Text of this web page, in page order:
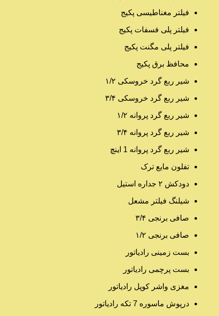
فیلتر مغناطیسی پکیج
فیلتر پلی فسفات پکیج
فیلتر پلی مگنت پکیج
محافظ برق پکیج
شیر ربع گرد خروسکی ۱/۲
شیر ربع گرد خروسکی ۳/۴
شیر ربع گرد پروانه ۱/۲
شیر ربع گرد پروانه ۳/۴
شیر ربع گرد پروانه 1 اینچ
تفلون مایع ترک
دودکش ۲ جداره استیل
شیلنگ فیلتر مشعل
صافی برنجی ۳/۴
صافی برنجی ۱/۲
بست زمینی رادیاتور
بست پرچمی رادیاتور
مغزی واشر کوپل رادیاتور
درپوش ماسوره 7 تکه رادیاتور